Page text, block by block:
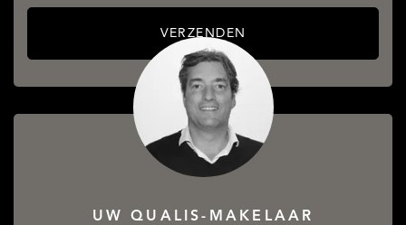
VERZENDEN
UW QUALIS-MAKELAAR